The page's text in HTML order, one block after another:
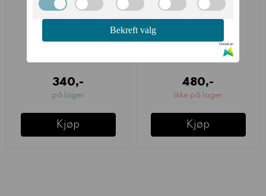
White Scars:
Kor'sarro Khan
340,-
på lager
Kjøp
White Scars:
Suboden Khan
Games Workshop
480,-
Ikke på lager
Kjøp
Bekreft valg
Drevet av